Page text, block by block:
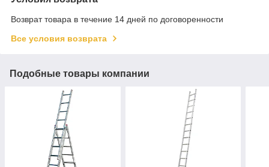
Возврат товара в течение 14 дней по договоренности
Все условия возврата
Подобные товары компании